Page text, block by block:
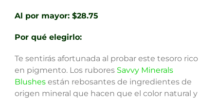
Al por mayor: $28.75
Por qué elegirlo:
Te sentirás afortunada al probar este tesoro rico
en pigmento. Los rubores Savvy Minerals
Blushes están rebosantes de ingredientes de
origen mineral que hacen que el color natural y